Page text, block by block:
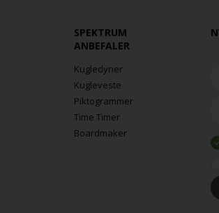
SPEKTRUM
ANBEFALER
Kugledyner
Kugleveste
Piktogrammer
Time Timer
Boardmaker